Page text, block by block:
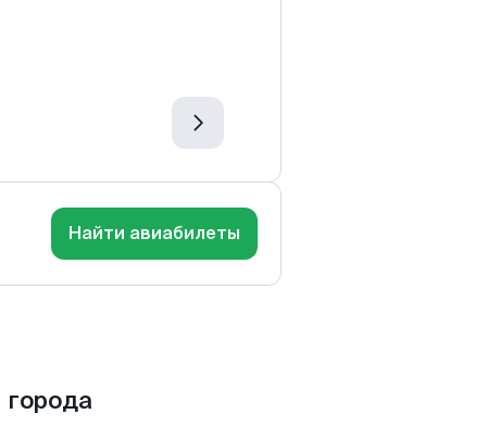
Найти авиабилеты